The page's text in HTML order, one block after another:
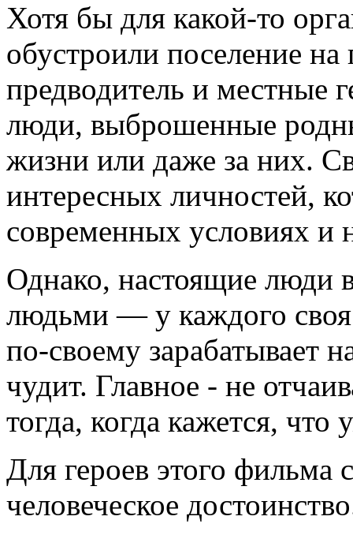
Хотя бы для какой-то
обустроили поселение на
предводитель и местные
люди, выброшенные
жизни или даже за них.
интересных личностей,
современных условиях и
Однако, настоящие люди
людьми — у каждого
по-своему зарабатывает
чудит. Главное - не
тогда, когда кажется, что
Для героев этого фильма
человеческое